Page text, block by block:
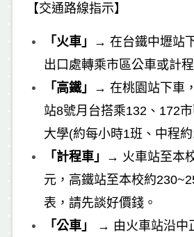
【交通路線指示】
「火車」 → 在台鐵中壢站
出口處轉乘市區公車或計
「高鐵」
→ 在桃園站下車
站8號月台搭乘132、172
大學(約每小時1班、中程
「計程車」
→ 火車站至本
元，高鐵站至本校約
表，請先談好價錢。
「公車」
→ 由火車站沿中